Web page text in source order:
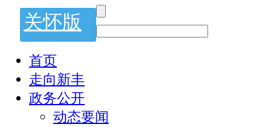
关怀版
首页
走向新丰
政务公开
动态要闻